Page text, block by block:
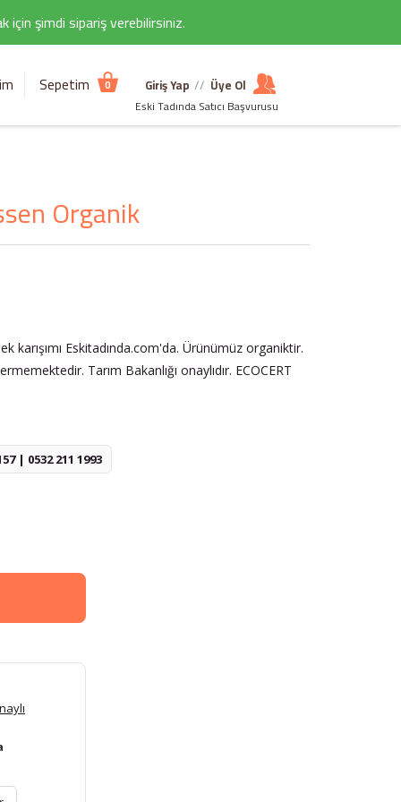
için şimdi sipariş verebilirsiniz.
Sepetim 0 Giriş Yap // Üye Ol
Eski Tadında Satıcı Başvurusu
Organik
karışımı Eskitadında.com'da. Ürünümüz organiktir.
Tarım Bakanlığı onaylıdır. ECOCERT
| 0532 211 1993